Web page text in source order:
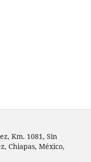
Km. 1081, Sin
Chiapas, México,